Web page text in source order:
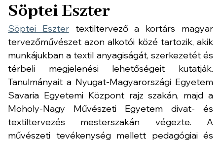
Söptei Eszter
Söptei Esztertextiltervező a kortárs magyar
tervezőművészet azon alkotói közé tartozik, akik
munkájukban a textil anyagiságát, szerkezetét és
térbeli megjelenési lehetőségeit kutatják.
Tanulmányait a Nyugat-Magyarországi Egyetem
Savaria Egyetemi Központ rajz szakán, majd a
Moholy-Nagy Művészeti Egyetem divat- és
textiltervezés mesterszakán végezte. A
művészeti tevékenység mellett pedagógiai és